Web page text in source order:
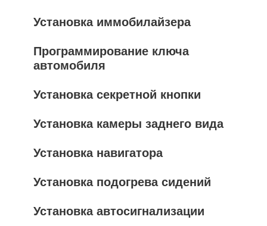
Установка иммобилайзера
Программирование ключа
автомобиля
Установка секретной кнопки
Установка камеры заднего вида
Установка навигатора
Установка подогрева сидений
Установка автосигнализации